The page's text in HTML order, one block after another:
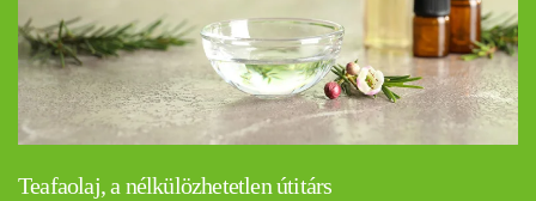
Teafaolaj, a nélkülözhetetlen útitárs